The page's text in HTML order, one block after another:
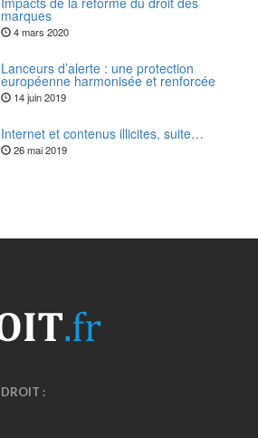
marques
4 mars 2020
Lanceurs d’alerte : une protection
européenne harmonisée et renforcée
14 juin 2019
Internet et contenus illicites, suite…
26 mai 2019
: